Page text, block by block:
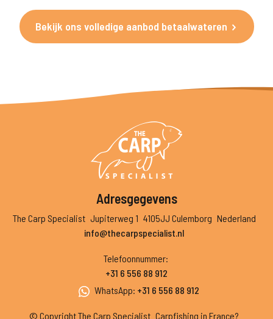
Bekijk ons volledige aanbod betaalwateren
Adresgegevens
The Carp Specialist Jupiterweg 1 4105JJ Culemborg Nederland
info@thecarpspecialist.nl
Telefoonnummer:
+31 6 556 88 912
WhatsApp: +31 6 556 88 912
© Copyright The Carp Specialist Carpfishing in France?